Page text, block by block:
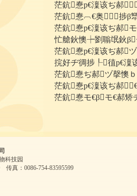
茫鈧惷р€澟该ぢ郝
茫鈧惷︹€奥∨捗β
茫鈧惷р€澟该ぢ郝
忙艙鈥懊┾劉聬氓鈥
茫鈧惷р€澟该ぢ郝
捖好ヂ徟捗┞徝р€澟
茫鈧惷ぢ郝ヅ撀懊
茫鈧惷р€澟该ぢ郝
茫鈧惷モ€βモ€郝矫
科技园
传真：0086-754-83595599